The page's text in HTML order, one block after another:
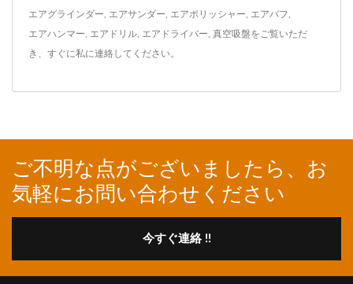
エアグラインダー エアサンダー エアポリッシャー エアバフ
エアハンマー エアドリル エアドライバー 真空吸盤をご覧いただ
き、 すぐに私に連絡してください。
ご不明な点がございましたら、お
気軽にお問い合わせください
今すぐ連絡 !!